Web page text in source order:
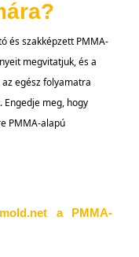
és szakképzett PMMA-
megvitatjuk, és a
egész folyamatra
meg, hogy
PMMA-alapú
a PMMA-